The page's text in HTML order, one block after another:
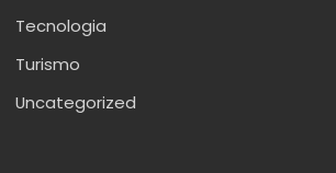
Tecnologia
Turismo
Uncategorized